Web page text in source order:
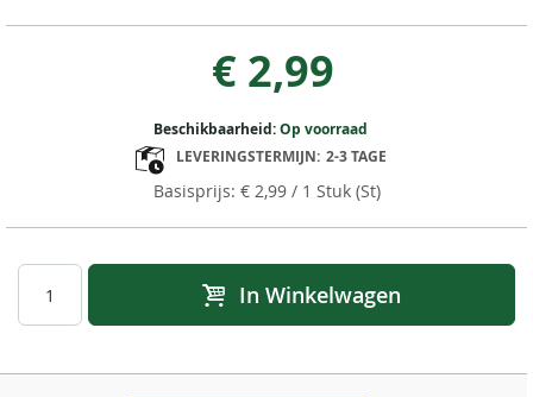
€ 2,99
€ 2,99/ 1 Stuk (St)
Beschikbaarheid:Op voorraad
LEVERINGSTERMIJN: 2-3 TAGE
In Winkelwagen